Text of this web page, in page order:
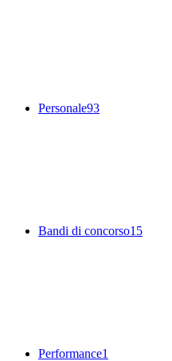
Personale93
Bandi di concorso15
Performance1